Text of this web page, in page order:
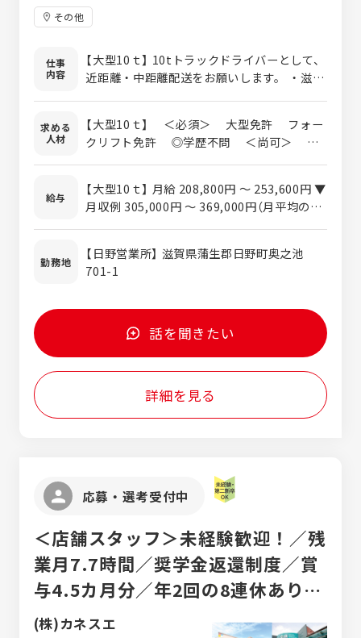
その他
仕事
内容
【大型10ｔ】 10tトラックドライバーとして、
近距離・中距離配送をお願いします。 ・滋賀
原料・飲料など ＜運行＞基本は近県での配送
求める
人材
【大型10ｔ】 ＜必須＞ 大型免許 フォー
クリフト免許 ◎学歴不問 ＜尚可＞ ・
配送などのご経験 ・集荷、配達業務の就労
経験 ▼このような方もご応募お待ちしており
ます ・大型免許を活かし、安定企業で腰を据
えて働きたい方 ・目先の収入だけでなく、将
来を見据えてキャリアを築きたい方 ・決めら
給与
【大型10ｔ】 月給 208,800円 ～ 253,600円 ▼
月収例 305,000円 ～ 369,000円（月平均の残
円 ※2年目以降 ※各種手当＋賞与年2回含む
勤務地
【日野営業所】 滋賀県蒲生郡日野町奥之池
701-1
話を聞きたい
詳細を見る
応募・選考受付中
＜店舗スタッフ＞未経験歓迎！／残
業月7.7時間／奨学金返還制度／賞
与4.5カ月分／年2回の8連休あり／
東海地域密着のスーパー
(株)カネスエ